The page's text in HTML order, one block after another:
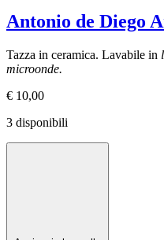
Antonio de Diego
Tazza in ceramica. Lavabile in
microonde.
€ 10,00
3 disponibili